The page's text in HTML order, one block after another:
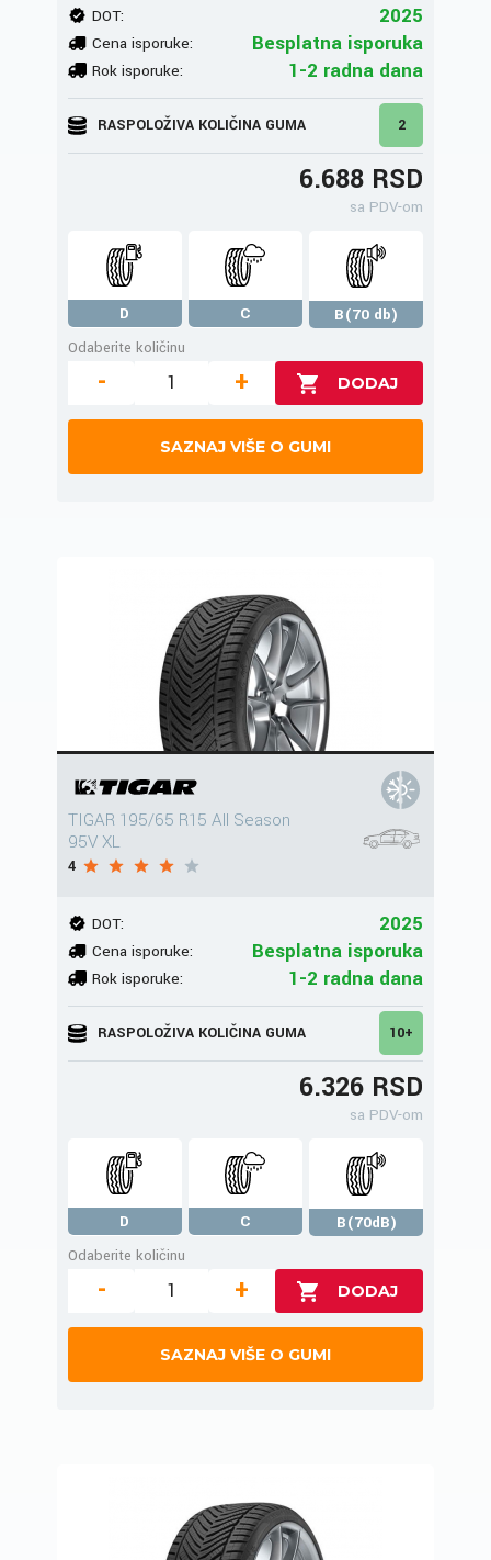
DOT: 2025
Cena isporuke: Besplatna isporuka
Rok isporuke: 1-2 radna dana
RASPOLOŽIVA KOLIČINA GUMA 2
6.688 RSD
sa PDV-om
D C
B(70 db)
Odaberite količinu
- +
SAZNAJ VIŠE O GUMI
TIGAR 195/65 R15 All Season
95V XL
4
DOT: 2025
Cena isporuke: Besplatna isporuka
Rok isporuke: 1-2 radna dana
RASPOLOŽIVA KOLIČINA GUMA 10+
6.326 RSD
sa PDV-om
D C
B(70dB)
Odaberite količinu
- +
SAZNAJ VIŠE O GUMI